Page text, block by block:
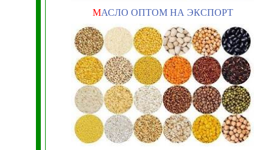
МАСЛО ОПТОМ НА ЭКСПОРТ